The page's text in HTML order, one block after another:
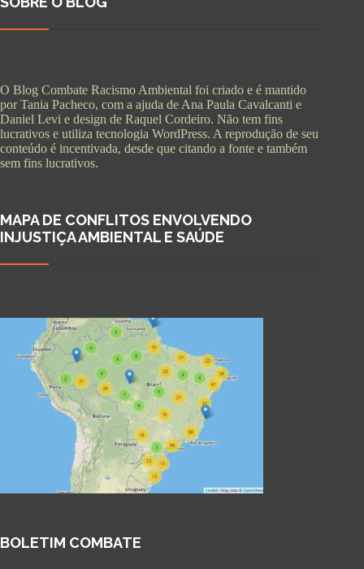
O Blog Combate Racismo Ambiental foi criado e é mantido
por Tania Pacheco, com a ajuda de Ana Paula Cavalcanti e
Daniel Levi e design de Raquel Cordeiro. Não tem fins
lucrativos e utiliza tecnologia WordPress. A reprodução de seu
conteúdo é incentivada, desde que citando a fonte e também
sem fins lucrativos.
MAPA DE CONFLITOS ENVOLVENDO
INJUSTIÇA AMBIENTAL E SAÚDE
BOLETIM COMBATE